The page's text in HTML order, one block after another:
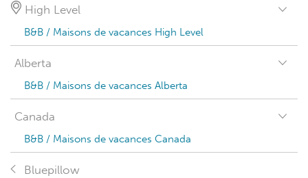
High Level
B&B / Maisons de vacances High Level
Alberta
B&B / Maisons de vacances Alberta
Canada
B&B / Maisons de vacances Canada
Bluepillow